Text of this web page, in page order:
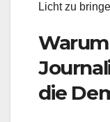
Licht zu
die